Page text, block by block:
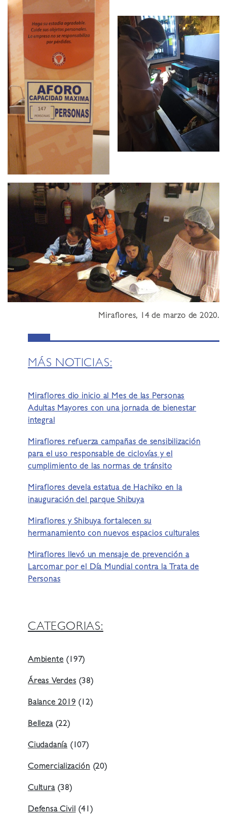
Miraflores, 14 de marzo de 2020.
MÁS NOTICIAS:
Miraflores dio inicio al Mes de las Personas
Adultas Mayores con una jornada de bienestar
integral
Miraflores refuerza campañas de sensibilización
para el uso responsable de ciclovías y el
cumplimiento de las normas de tránsito
Miraflores devela estatua de Hachiko en la
inauguración del parque Shibuya
Miraflores y Shibuya fortalecen su
hermanamiento con nuevos espacios culturales
Miraflores llevó un mensaje de prevención a
Larcomar por el Día Mundial contra la Trata de
Personas
CATEGORIAS:
Ambiente(197)
Áreas Verdes(38)
Balance 2019(12)
Belleza(22)
Ciudadanía (107)
Comercialización(20)
Cultura(38)
Defensa Civil(41)